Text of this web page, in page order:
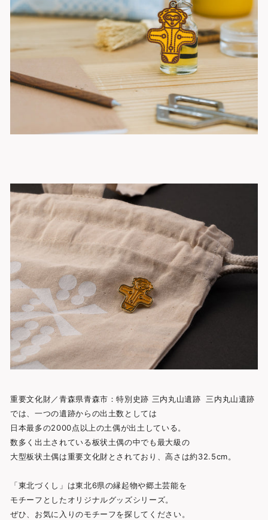
重要文化財／青森県青森市：特別史跡 三内丸山遺跡 三内丸山遺跡
では、一つの遺跡からの出土数としては
日本最多の2000点以上の土偶が出土している。
数多く出土されている板状土偶の中でも最大級の
大型板状土偶は重要文化財とされており、高さは約32.5cm。
「東北づくし」は東北6県の縁起物や郷土芸能を
モチーフとしたオリジナルグッズシリーズ。
ぜひ、お気に入りのモチーフを探してください。